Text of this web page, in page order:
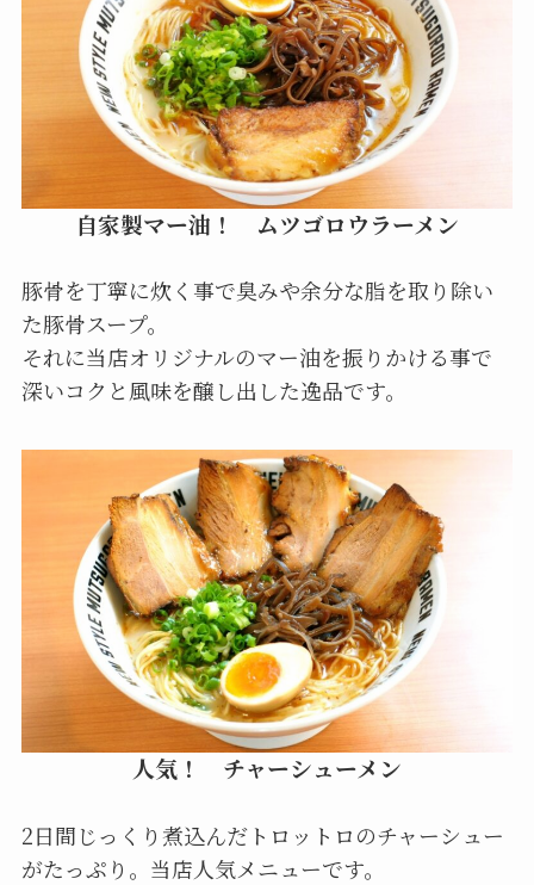
自家製マー油！ ムツゴロウラーメン
豚骨を丁寧に炊く事で臭みや余分な脂を取り除い
た豚骨スープ。
それに当店オリジナルのマー油を振りかける事で
深いコクと風味を醸し出した逸品です。
人気！ チャーシューメン
2日間じっくり煮込んだトロットロのチャーシュー
がたっぷり。 当店人気メニューです。